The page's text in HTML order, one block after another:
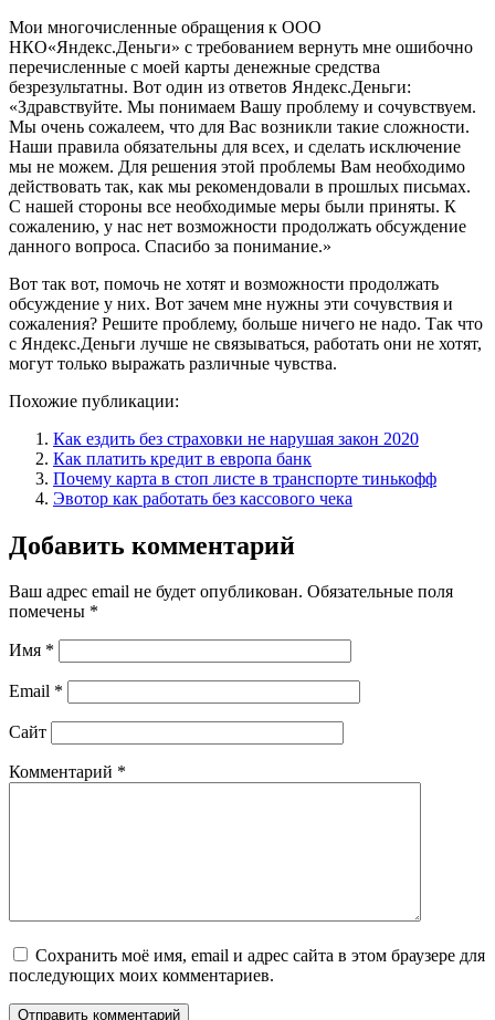
Мои многочисленные обращения к ООО
НКО«Яндекс.Деньги» с требованием вернуть мне ошибочно
перечисленные с моей карты денежные средства
безрезультатны. Вот один из ответов Яндекс.Деньги:
«Здравствуйте. Мы понимаем Вашу проблему и сочувствуем.
Мы очень сожалеем, что для Вас возникли такие сложности.
Наши правила обязательны для всех, и сделать исключение
мы не можем. Для решения этой проблемы Вам необходимо
действовать так, как мы рекомендовали в прошлых письмах.
С нашей стороны все необходимые меры были приняты. К
сожалению, у нас нет возможности продолжать обсуждение
данного вопроса. Спасибо за понимание.»
Вот так вот, помочь не хотят и возможности продолжать
обсуждение у них. Вот зачем мне нужны эти сочувствия и
сожаления? Решите проблему, больше ничего не надо. Так что
с Яндекс.Деньги лучше не связываться, работать они не хотят,
могут только выражать различные чувства.
Похожие публикации:
Как ездить без страховки не нарушая закон 2020
Как платить кредит в европа банк
Почему карта в стоп листе в транспорте тинькофф
Эвотор как работать без кассового чека
Добавить комментарий
Ваш адрес email не будет опубликован. Обязательные поля
помечены *
Имя *
Email *
Сайт
Комментарий *
Сохранить моё имя, email и адрес сайта в этом браузере для
последующих моих комментариев.